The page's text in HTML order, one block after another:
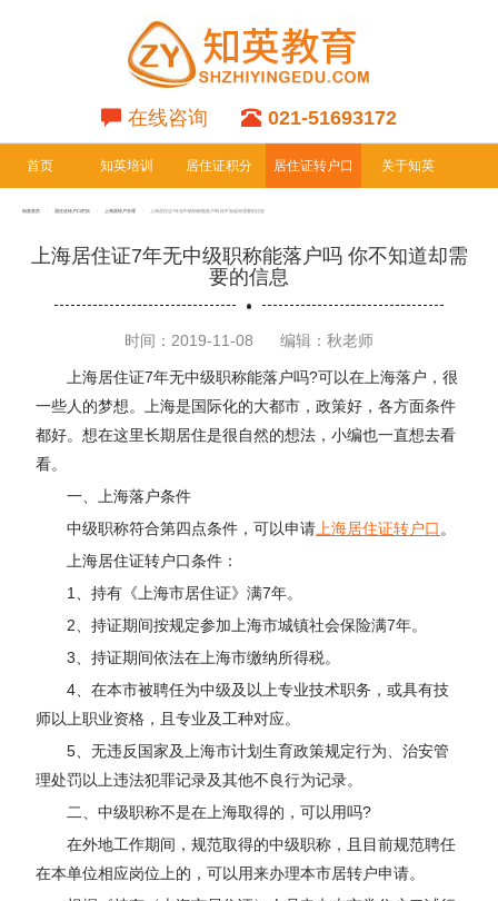
在线咨询 021-51693172
首页 知英培训 居住证积分
专栏
居住证转户口 关于知英
知英首页 居住证转户口栏目 上海居转户办理 上海居住证7年无中级职称能落户吗 你不知道却需要的信息
上海居住证7年无中级职称能落户吗 你不知道却需
要的信息
时间：2019-11-08 编辑：秋老师
上海居住证7年无中级职称能落户吗?可以在上海落户，很
一些人的梦想。上海是国际化的大都市，政策好，各方面条件
都好。想在这里长期居住是很自然的想法，小编也一直想去看
看。
一、上海落户条件
中级职称符合第四点条件，可以申请 上海居住证转户口 。
上海居住证转户口条件：
1、持有《上海市居住证》满7年。
2、持证期间按规定参加上海市城镇社会保险满7年。
3、持证期间依法在上海市缴纳所得税。
4、在本市被聘任为中级及以上专业技术职务，或具有技
师以上职业资格，且专业及工种对应。
5、无违反国家及上海市计划生育政策规定行为、治安管
理处罚以上违法犯罪记录及其他不良行为记录。
二、中级职称不是在上海取得的，可以用吗?
在外地工作期间，规范取得的中级职称，且目前规范聘任
在本单位相应岗位上的，可以用来办理本市居转户申请。